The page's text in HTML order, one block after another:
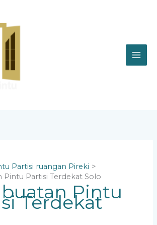
Partisi ruangan Pireki
Pintu Partisi Terdekat Solo
Pintu
Terdekat